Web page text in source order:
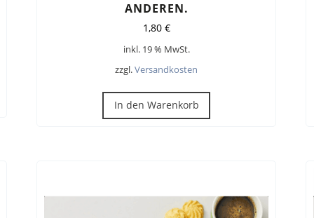
ANDEREN.
1,80 €
inkl. 19 % MwSt.
zzgl.Versandkosten
In den Warenkorb